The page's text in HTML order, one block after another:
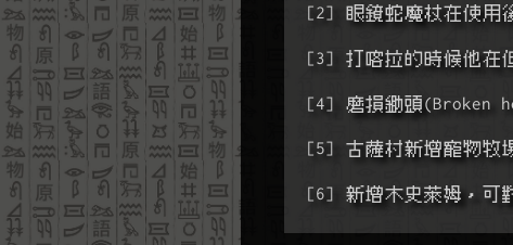
[2] 眼鏡蛇魔杖在使用
[3] 打喀拉的時候他在
[4] 磨損鋤頭(Broken
[5] 古薩村新增寵物牧
[6] 新增木史萊姆，可